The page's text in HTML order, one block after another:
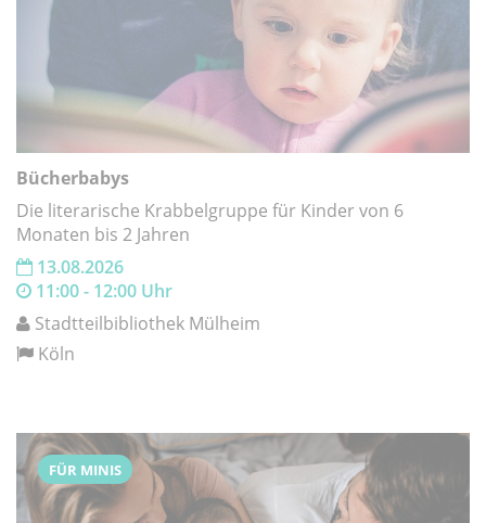
Bücherbabys
Die literarische Krabbelgruppe für Kinder von 6
Monaten bis 2 Jahren
13.08.2026
11:00 - 12:00 Uhr
Stadtteilbibliothek Mülheim
Köln
FÜR MINIS